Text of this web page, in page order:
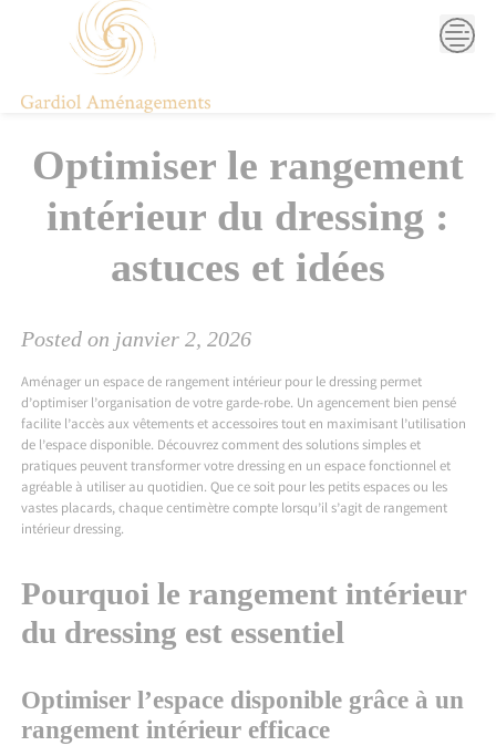
Optimiser le rangement
intérieur du dressing :
astuces et idées
Posted on janvier 2, 2026
Aménager un espace de rangement intérieur pour le dressing permet
d’optimiser l’organisation de votre garde-robe. Un agencement bien pensé
facilite l’accès aux vêtements et accessoires tout en maximisant l’utilisation
de l’espace disponible. Découvrez comment des solutions simples et
pratiques peuvent transformer votre dressing en un espace fonctionnel et
agréable à utiliser au quotidien. Que ce soit pour les petits espaces ou les
vastes placards, chaque centimètre compte lorsqu’il s’agit de rangement
intérieur dressing.
Pourquoi le rangement intérieur
du dressing est essentiel
Optimiser l’espace disponible grâce à un
rangement intérieur efficace